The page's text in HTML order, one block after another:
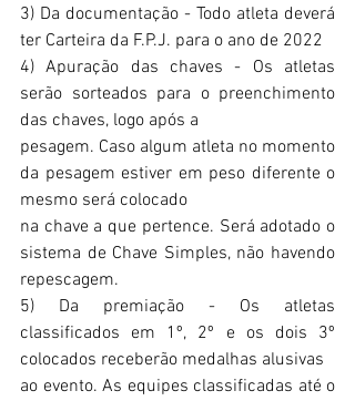
3) Da documentação - Todo atleta deverá
ter Carteira da F.P.J. para o ano de 2022
4) Apuração das chaves - Os atletas
serão sorteados para o preenchimento
das chaves, logo após a
pesagem. Caso algum atleta no momento
da pesagem estiver em peso diferente o
mesmo será colocado
na chave a que pertence. Será adotado o
sistema de Chave Simples, não havendo
repescagem.
5) Da premiação - Os atletas
classificados em 1º, 2º e os dois 3º
colocados receberão medalhas alusivas
ao evento. As equipes classificadas até o